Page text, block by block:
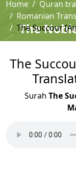
The
Home
Quran
Romanian
The Succour
The
Surah The